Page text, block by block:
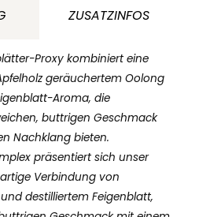
ZUSATZINFOS
Proxy kombiniert eine
geräuchertem Oolong
Aroma, die
buttrigen Geschmack
Nachklang bieten.
präsentiert sich unser
Verbindung von
destilliertem Feigenblatt,